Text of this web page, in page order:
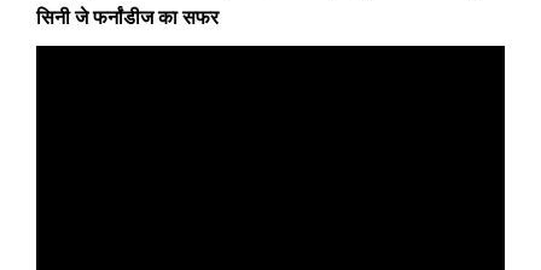
सिनी जे फर्नांडीज का सफर